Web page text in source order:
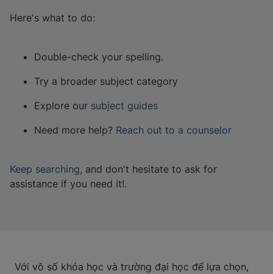
Here's what to do:
Double-check your spelling.
Try a broader subject category
Explore our subject guides
Need more help? Reach out to a counselor
Keep searching, and don't hesitate to ask for
assistance if you need it!.
Với vô số khóa học và trường đại học để lựa chọn,